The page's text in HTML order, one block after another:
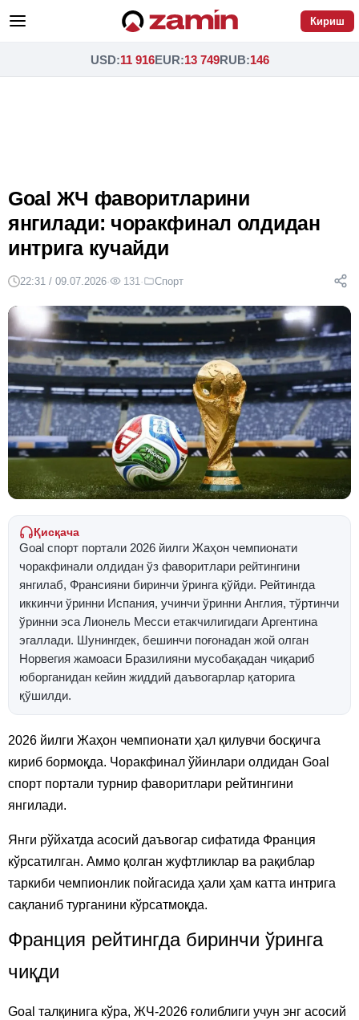
Кириш
USD:11 916EUR:13 749RUB:146
Goal ЖЧ фаворитларини
янгилади: чоракфинал олдидан
интрига кучайди
22:31 / 09.07.2026· 131 · Спорт
Қисқача
Goal спорт портали 2026 йилги Жаҳон чемпионати
чоракфинали олдидан ўз фаворитлари рейтингини
янгилаб, Франсияни биринчи ўринга қўйди. Рейтингда
иккинчи ўринни Испания, учинчи ўринни Англия, тўртинчи
ўринни эса Лионель Месси етакчилигидаги Аргентина
эгаллади. Шунингдек, бешинчи поғонадан жой олган
Норвегия жамоаси Бразилияни мусобақадан чиқариб
юборганидан кейин жиддий даъвогарлар қаторига
қўшилди.
2026 йилги Жаҳон чемпионати ҳал қилувчи босқичга
кириб бормоқда. Чоракфинал ўйинлари олдидан Goal
спорт портали турнир фаворитлари рейтингини
янгилади.
Янги рўйхатда асосий даъвогар сифатида Франция
кўрсатилган. Аммо қолган жуфтликлар ва рақиблар
таркиби чемпионлик пойгасида ҳали ҳам катта интрига
сақланиб турганини кўрсатмоқда.
Франция рейтингда биринчи ўринга
чиқди
Goal талқинига кўра, ЖЧ-2026 ғолиблиги учун энг асосий